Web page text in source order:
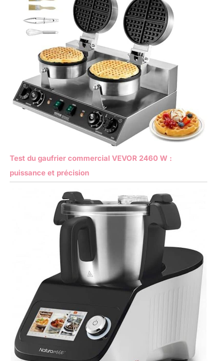
Test du gaufrier commercial VEVOR 2460 W :
puissance et précision